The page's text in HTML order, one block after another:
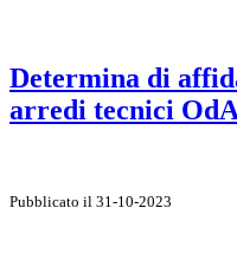
Determina di
arredi tecnici
Pubblicato il 31-10-2023